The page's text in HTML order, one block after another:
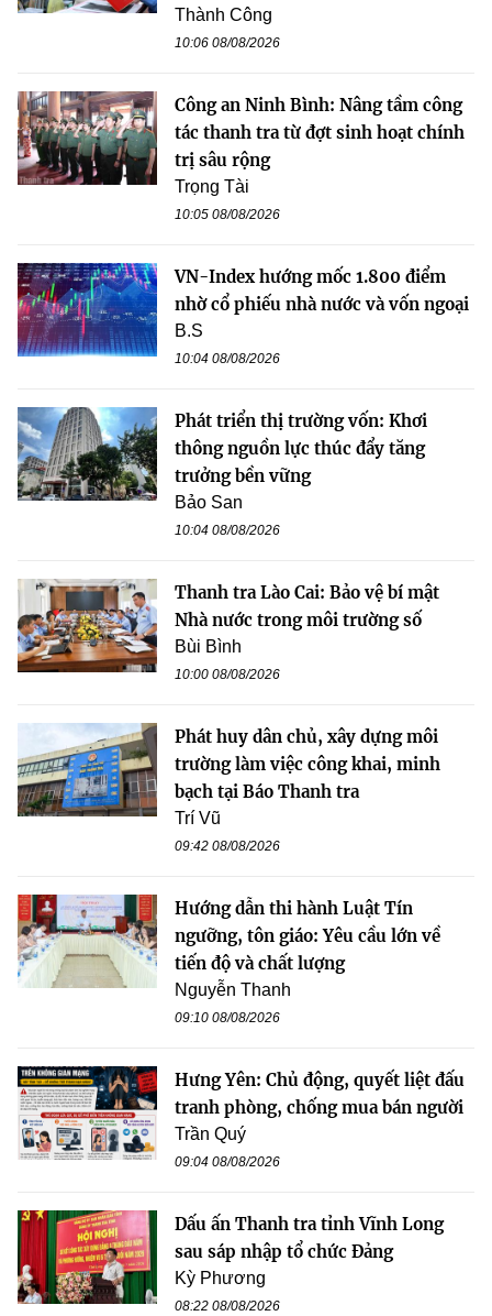
Thành Công
10:06 08/08/2026
Công an Ninh Bình: Nâng tầm công
tác thanh tra từ đợt sinh hoạt chính
trị sâu rộng
Trọng Tài
10:05 08/08/2026
VN-Index hướng mốc 1.800 điểm
nhờ cổ phiếu nhà nước và vốn ngoại
B.S
10:04 08/08/2026
Phát triển thị trường vốn: Khơi
thông nguồn lực thúc đẩy tăng
trưởng bền vững
Bảo San
10:04 08/08/2026
Thanh tra Lào Cai: Bảo vệ bí mật
Nhà nước trong môi trường số
Bùi Bình
10:00 08/08/2026
Phát huy dân chủ, xây dựng môi
trường làm việc công khai, minh
bạch tại Báo Thanh tra
Trí Vũ
09:42 08/08/2026
Hướng dẫn thi hành Luật Tín
ngưỡng, tôn giáo: Yêu cầu lớn về
tiến độ và chất lượng
Nguyễn Thanh
09:10 08/08/2026
Hưng Yên: Chủ động, quyết liệt đấu
tranh phòng, chống mua bán người
Trần Quý
09:04 08/08/2026
Dấu ấn Thanh tra tỉnh Vĩnh Long
sau sáp nhập tổ chức Đảng
Kỳ Phương
08:22 08/08/2026